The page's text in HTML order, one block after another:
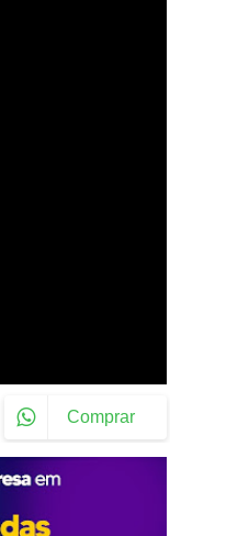
Comprar